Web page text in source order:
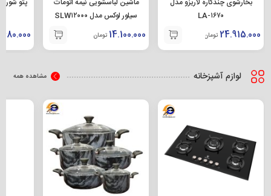
بخارشوی چندکاره لاریزو مدل
LA-۱۶۷۰
24.915.000 تومان
ماشین لباسشویی نیمه اتومات
سیلور لوکس مدل SLW۱۲۰۰۰
14.100.000 تومان
پتو شور پاکیزان
لوازم آشپزخانه مشاهده همه